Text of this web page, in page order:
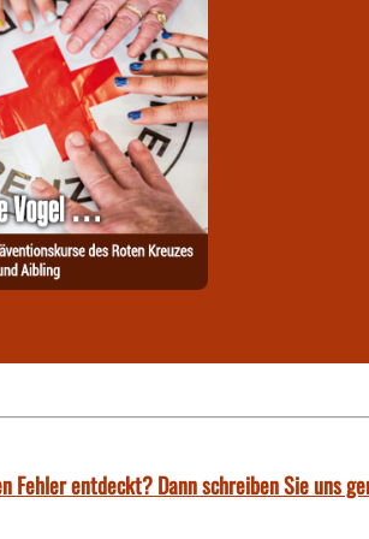
Fehler entdeckt? Dann schreiben Sie uns